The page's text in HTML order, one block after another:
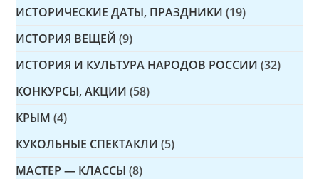
ИСТОРИЧЕСКИЕ ДАТЫ, ПРАЗДНИКИ (19)
ИСТОРИЯ ВЕЩЕЙ (9)
ИСТОРИЯ И КУЛЬТУРА НАРОДОВ РОССИИ (32)
КОНКУРСЫ, АКЦИИ (58)
КРЫМ (4)
КУКОЛЬНЫЕ СПЕКТАКЛИ (5)
МАСТЕР — КЛАССЫ (8)